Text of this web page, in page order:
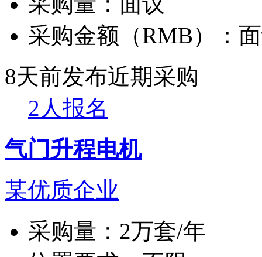
采购金额（RMB）：
8天前发布近期采购
2人报名
气门升程电机
某优质企业
采购量： 2万套/年